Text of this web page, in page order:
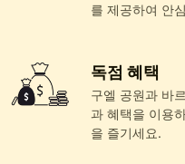
를 제공하여 안
독점 혜택
구엘 공원과 바
과 혜택을 이용
을 즐기세요.